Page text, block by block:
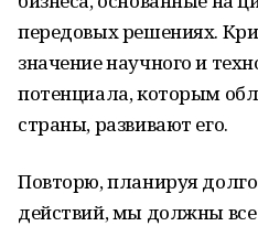
передовых решениях.
значение научного и
потенциала, которым
страны, развивают его.
Повторю, планируя
действий, мы должны